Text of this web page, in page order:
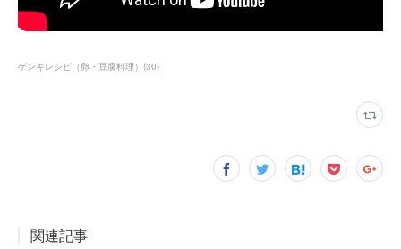
ゲンキレシピ（卵・豆腐料理） (30)
関連記事